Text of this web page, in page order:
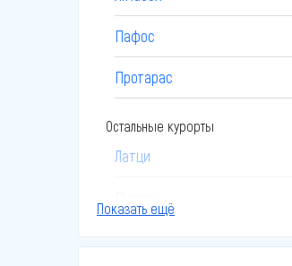
Пафос
Протарас
Остальные курорты
Латци
Показать ещё